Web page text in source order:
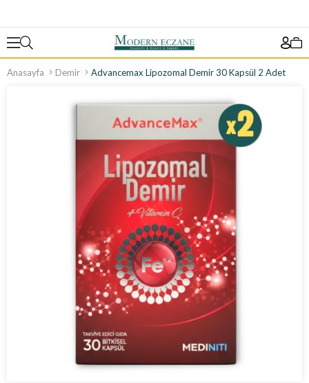
Anasayfa Demir Advancemax Lipozomal Demir 30 Kapsül 2 Adet